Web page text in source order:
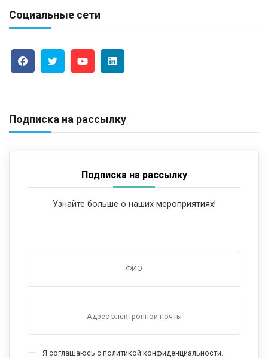
Социальные сети
Подписка на рассылку
Подписка на рассылку
Узнайте больше о наших мероприятиях!
Я соглашаюсь с политикой конфиденциальности.